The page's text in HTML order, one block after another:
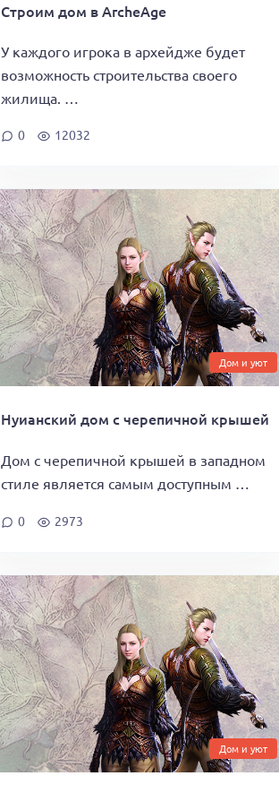
Строим дом в ArcheAge
У каждого игрока в архейдже будет
возможность строительства своего
жилища. …
0 12032
Дом и уют
Нуианский дом с черепичной крышей
Дом с черепичной крышей в западном
стиле является самым доступным …
0 2973
Дом и уют